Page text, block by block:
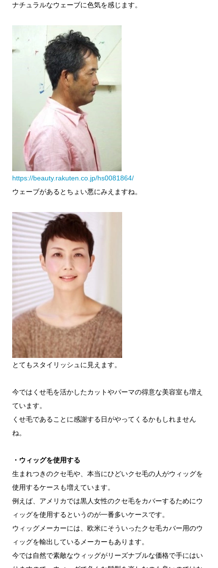
ナチュラルなウェーブに色気を感じます。
https://beauty.rakuten.co.jp/hs0081864/
ウェーブがあるとちょい悪にみえますね。
とてもスタイリッシュに見えます。
今ではくせ毛を活かしたカットやパーマの得意な美容室も増え
ています。
くせ毛であることに感謝する日がやってくるかもしれません
ね。
・ウィッグを使用する
生まれつきのクセ毛や、本当にひどいクセ毛の人がウィッグを
使用するケースも増えています。
例えば、アメリカでは黒人女性のクセ毛をカバーするためにウ
ィッグを使用するというのが一番多いケースです。
ウィッグメーカーには、欧米にそういったクセ毛カバー用のウ
ィッグを輸出しているメーカーもあります。
今では自然で素敵なウィッグがリーズナブルな価格で手にはい